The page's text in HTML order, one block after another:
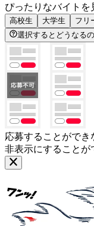
ぴったりなバイトを
高校生 大学生 フリ
選択するとどうなる
応募することができ
非表示にすることが